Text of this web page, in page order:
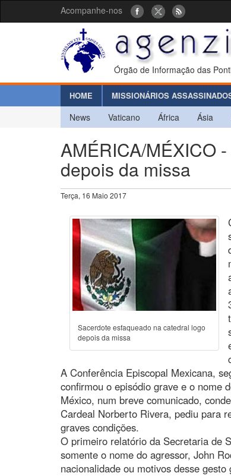
Acompanhe-nos
Órgão de Informação das
HOME MISSIONÁRIOS
News Vaticano África Ásia
AMÉRICA/MÉXICO
depois da missa
Terça, 16 Maio 2017
Sacerdote esfaqueado na catedral logo
depois da missa
A Conferência Episcopal Mexicana,
confirmou o episódio grave e o nome
México, num breve comunicado,
Cardeal Norberto Rivera, pediu para
graves condições.
O primeiro relatório da Secretaria de
somente o nome do agressor, John
nacionalidade ou motivos desse